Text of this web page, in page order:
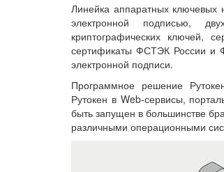
Линейка аппаратных ключевых
электронной подписью,
криптографических ключей,
сертификаты ФСТЭК России и
электронной подписи.
Программное решение
Рутокен в Web-сервисы,
быть запущен в большинстве
различными операционными